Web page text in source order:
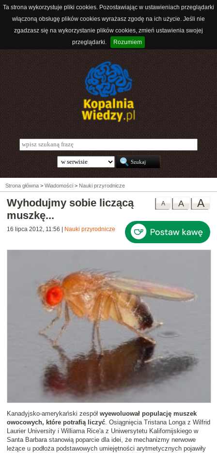
Ta strona wykorzystuje pliki cookies. Pozostawiając w ustawieniach przeglądarki
włączoną obsługę plików cookies wyrażasz zgodę na ich użycie. Jeśli nie
zgadzasz się na wykorzystanie plików cookies, zmień ustawienia swojej
przeglądarki.
Rozumiem
Strona główna > Wiadomości > Nauki przyrodnicze
A
A
A
Wyhodujmy sobie liczącą
muszkę...
16 lipca 2012, 11:56 Nauki przyrodnicze
Kanadyjsko-amerykański zespół wyewoluował populację muszek
owocowych, które potrafią liczyć. Osiągnięcia Tristana Longa z Wilfrid
Laurier University i Williama Rice'a z Uniwersytetu Kalifornijskiego w
Santa Barbara stanowią poparcie dla idei, że mechanizmy nerwowe
leżące u podłoża podstawowych umiejętności arytmetycznych pojawiły